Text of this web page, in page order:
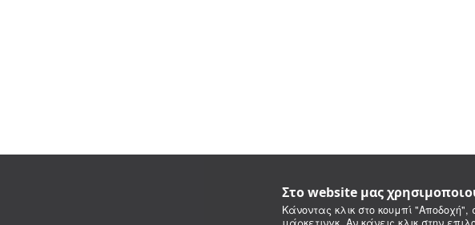
Στο website μας
Κάνοντας κλικ στο κουμπί "Αποδοχή",